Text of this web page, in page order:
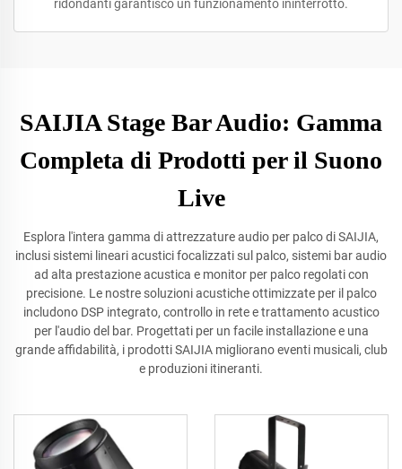
ridondanti garantisco un funzionamento ininterrotto.
SAIJIA Stage Bar Audio: Gamma
Completa di Prodotti per il Suono
Live
Esplora l'intera gamma di attrezzature audio per palco di SAIJIA,
inclusi sistemi lineari acustici focalizzati sul palco, sistemi bar audio
ad alta prestazione acustica e monitor per palco regolati con
precisione. Le nostre soluzioni acustiche ottimizzate per il palco
includono DSP integrato, controllo in rete e trattamento acustico
per l'audio del bar. Progettati per un facile installazione e una
grande affidabilità, i prodotti SAIJIA migliorano eventi musicali, club
e produzioni itineranti.